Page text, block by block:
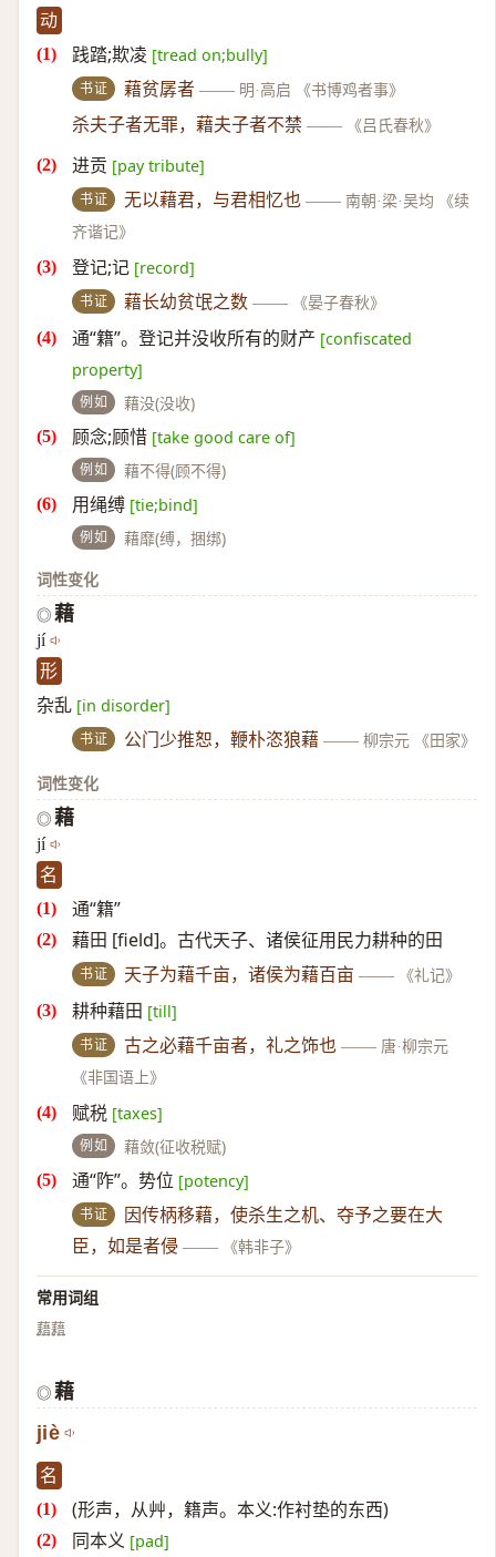
动
践踏;欺凌 [tread on;bully]
书证 藉贫孱者 —— 明·高启 《书博鸡者事》
杀夫子者无罪，藉夫子者不禁 —— 《吕氏春秋》
进贡 [pay tribute]
书证 无以藉君，与君相忆也 —— 南朝·梁·吴均 《续
齐谐记》
登记;记 [record]
书证 藉长幼贫氓之数 —— 《晏子春秋》
通“籍”。登记并没收所有的财产 [confiscated
property]
例如 藉没(没收)
顾念;顾惜 [take good care of]
例如 藉不得(顾不得)
用绳缚 [tie;bind]
例如
藉靡(缚，捆绑)
词性变化
◎ 藉
jí
形
杂乱 [in disorder]
书证 公门少推恕，鞭朴恣狼藉 —— 柳宗元 《田家》
词性变化
◎ 藉
jí
名
通“籍”
藉田 [field]。古代天子、诸侯征用民力耕种的田
书证 天子为藉千亩，诸侯为藉百亩 —— 《礼记》
耕种藉田 [till]
书证 古之必藉千亩者，礼之饰也 —— 唐·柳宗元
《非国语上》
赋税 [taxes]
例如 藉敛(征收税赋)
通“阼”。势位 [potency]
书证
因传柄移藉，使杀生之机、夺予之要在大
臣，如是者侵 —— 《韩非子》
常用词组
藉藉
◎ 藉
jiè
名
(形声，从艸，籍声。本义:作衬垫的东西)
同本义 [pad]